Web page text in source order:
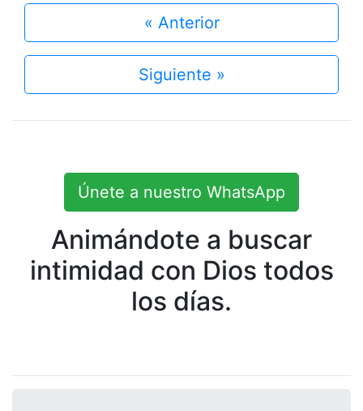
« Anterior
Siguiente »
Únete a nuestro WhatsApp
Animándote a buscar
intimidad con Dios todos
los días.